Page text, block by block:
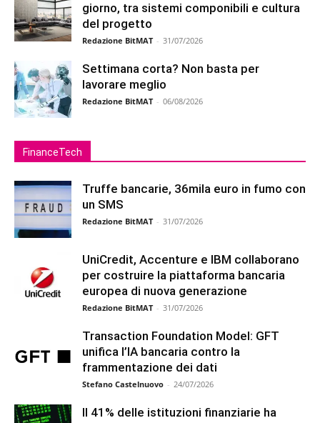
giorno, tra sistemi componibili e cultura
del progetto
Redazione BitMAT - 31/07/2026
Settimana corta? Non basta per
lavorare meglio
Redazione BitMAT - 06/08/2026
FinanceTech
Truffe bancarie, 36mila euro in fumo con
un SMS
Redazione BitMAT - 31/07/2026
UniCredit, Accenture e IBM collaborano
per costruire la piattaforma bancaria
europea di nuova generazione
Redazione BitMAT - 31/07/2026
Transaction Foundation Model: GFT
unifica l’IA bancaria contro la
frammentazione dei dati
Stefano Castelnuovo - 24/07/2026
Il 41% delle istituzioni finanziarie ha